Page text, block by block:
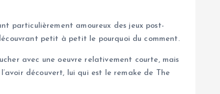
particulièrement amoureux des jeux post-
petit à petit le pourquoi du comment.
avec une oeuvre relativement courte, mais
découvert, lui qui est le remake de The